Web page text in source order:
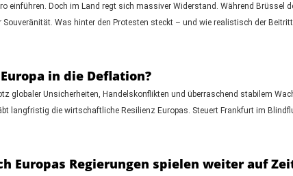
einführen. Doch im Land regt sich massiver Widerstand. Während Brüssel
Was hinter den Protesten steckt – und wie realistisch der
in die Deflation?
globaler Unsicherheiten, Handelskonflikten und überraschend stabilem
langfristig die wirtschaftliche Resilienz Europas. Steuert Frankfurt im
Europas Regierungen spielen weiter auf